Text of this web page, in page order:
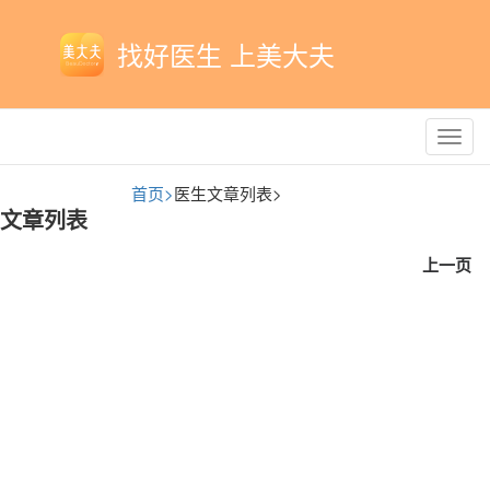
找好医生 上美大夫
首页>医生文章列表>
文章列表
上一页